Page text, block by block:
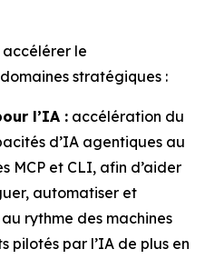
accélérer le
stratégiques :
l’IA : accélération du
d’IA agentiques au
MCP et CLI, afin d’aider
automatiser et
rythme des machines
pilotés par l’IA de plus en